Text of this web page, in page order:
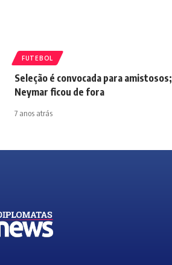
FUTEBOL
Seleção é convocada para amistosos;
Neymar ficou de fora
7 anos atrás